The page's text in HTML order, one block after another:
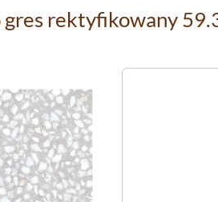
rektyfikowany